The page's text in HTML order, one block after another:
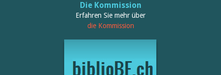
Die Kommission
Erfahren Sie mehr über
die Kommission